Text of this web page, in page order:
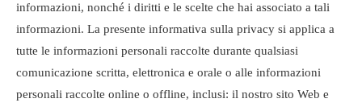
informazioni, nonché i diritti e le scelte che hai associato a tali
informazioni. La presente informativa sulla privacy si applica a
tutte le informazioni personali raccolte durante qualsiasi
comunicazione scritta, elettronica e orale o alle informazioni
personali raccolte online o offline, inclusi: il nostro sito Web e